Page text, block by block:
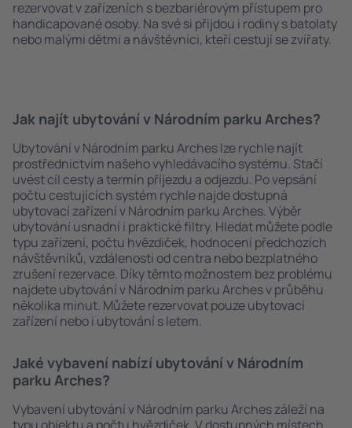
rezervovat v zařízeních s bezbariérovým přístupem pro
handicapované osoby. Na své si přijdou i rodiny s batolaty
nebo malými dětmi a návštěvníci, kteří cestují se zvířaty.
Jak najít ubytování v Národním parku Arches?
Ubytování v Národním parku Arches lze rychle najít
prostřednictvím našeho vyhledávacího systému. Stačí
uvést cíl cesty a termín příjezdu a odjezdu. Po vepsání
počtu cestujících systém rychle najde dostupná
ubytovací zařízení v Národním parku Arches. Výběr
ubytování usnadní i praktické filtry. Hledat můžete podle
typu zařízení, počtu hvězdiček, hodnocení předchozích
návštěvníků, vzdálenosti od centra nebo bezplatného
zrušení rezervace. Díky těmto možnostem bez problému
najdete ubytování v Národním parku Arches v průběhu
několika minut. Můžete rezervovat pouze ubytovací
zařízení nebo i ubytování s letem.
Jaké vybavení nabízí ubytování v Národním
parku Arches?
Vybavení ubytování v Národním parku Arches záleží na